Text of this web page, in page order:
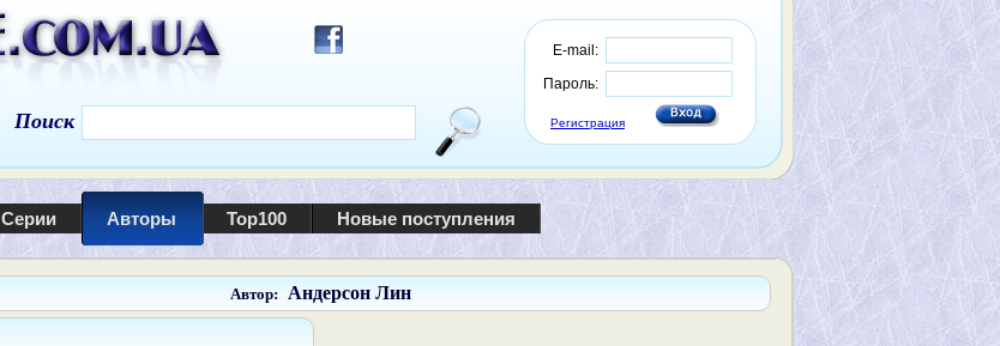
E-mail:
Пароль:
Регистрация
Поиск
Серии Авторы Top100 Новые поступления
Автор: Андерсон Лин